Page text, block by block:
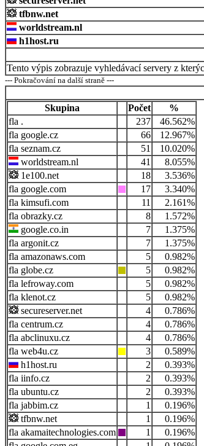
tfbnw.net
worldstream.nl
h1host.ru
Tento výpis zobrazuje vyhledávací servery z
--- Pokračování na další straně ---
Skupina
Počet
%
.
237
46.562%
google.cz
66
12.967%
seznam.cz
51
10.020%
worldstream.nl
41
8.055%
1e100.net
18
3.536%
google.com
17
3.340%
kimsufi.com
11
2.161%
obrazky.cz
8
1.572%
google.co.in
7
1.375%
argonit.cz
7
1.375%
amazonaws.com
5
0.982%
globe.cz
5
0.982%
lefroway.com
5
0.982%
klenot.cz
5
0.982%
secureserver.net
4
0.786%
centrum.cz
4
0.786%
abclinuxu.cz
4
0.786%
web4u.cz
3
0.589%
h1host.ru
2
0.393%
iinfo.cz
2
0.393%
ubuntu.cz
2
0.393%
jabbim.cz
1
0.196%
tfbnw.net
1
0.196%
akamaitechnologies.com
1
0.196%